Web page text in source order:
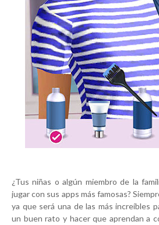
¿Tus niñas o algún miembro de la
jugar con sus apps más famosas?
ya que será una de las más increíbles
un buen rato y hacer que aprendan a